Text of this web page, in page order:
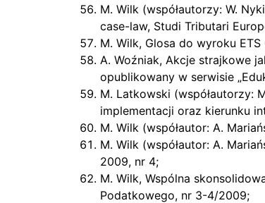
M. Wilk (współautorzy: W.
case-law, Studi Tributari
M. Wilk, Glosa do wyroku
A. Woźniak, Akcje strajkowe
opublikowany w serwisie
M. Latkowski (współautorzy:
implementacji oraz kierunku
M. Wilk (współautor: A.
M. Wilk (współautor: A.
2009, nr 4;
M. Wilk, Wspólna
Podatkowego, nr 3-4/2009;